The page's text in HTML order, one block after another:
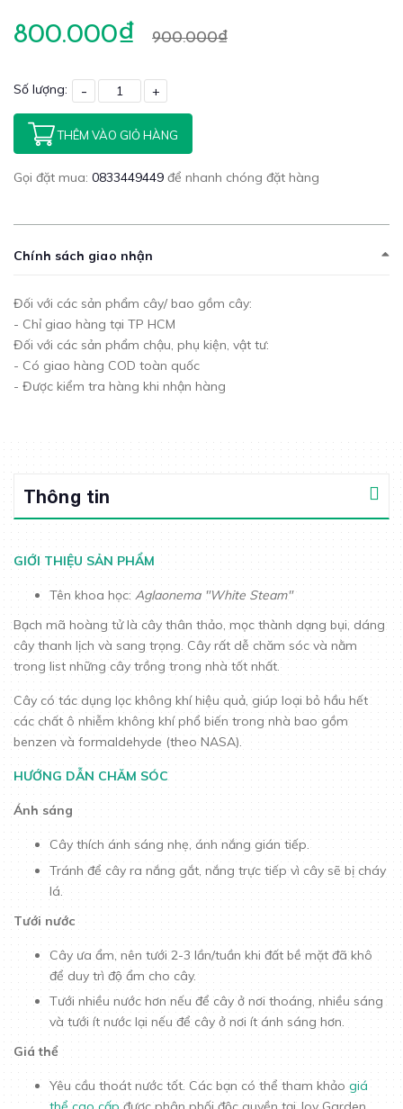
800.000₫ 900.000₫
Số lượng: - +
THÊM VÀO GIỎ HÀNG
Gọi đặt mua: 0833449449 để nhanh chóng đặt hàng
Chính sách giao nhận
Đối với các sản phẩm cây/ bao gồm cây:
- Chỉ giao hàng tại TP HCM
Đối với các sản phẩm chậu, phụ kiện, vật tư:
- Có giao hàng COD toàn quốc
- Được kiểm tra hàng khi nhận hàng
Thông tin
GIỚI THIỆU SẢN PHẨM
Tên khoa học: Aglaonema "White Steam"
Bạch mã hoàng tử là cây thân thảo, mọc thành dạng bụi, dáng
cây thanh lịch và sang trọng. Cây rất dễ chăm sóc và nằm
trong list những cây trồng trong nhà tốt nhất.
Cây có tác dụng lọc không khí hiệu quả, giúp loại bỏ hầu hết
các chất ô nhiễm không khí phổ biến trong nhà bao gồm
benzen và formaldehyde (theo NASA).
HƯỚNG DẪN CHĂM SÓC
Ánh sáng
Cây thích ánh sáng nhẹ, ánh nắng gián tiếp.
Tránh để cây ra nắng gắt, nắng trực tiếp vì cây sẽ bị cháy
lá.
Tưới nước
Cây ưa ẩm, nên tưới 2-3 lần/tuần khi đất bề mặt đã khô
để duy trì độ ẩm cho cây.
Tưới nhiều nước hơn nếu để cây ở nơi thoáng, nhiều sáng
và tưới ít nước lại nếu để cây ở nơi ít ánh sáng hơn.
Giá thể
Yêu cầu thoát nước tốt. Các bạn có thể tham khảogiá